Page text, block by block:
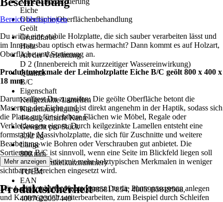
Eiche
Oberfläche/Oberflächenbehandlung
Geölt
Grundfarbe
Holz
Art der Verleimung
D 2 (Innenbereich mit kurzzeitiger Wassereinwirkung)
Qualität
B/C
Eigenschaft
Keilgezinkte Lamellen
Kantenausprägung
4-seitig scharfe Kante
Gewicht pro Stück
3,92 kg
Länge
800 mm
AKN (Artikelkurznummer)
TUEM
EAN
4005014555078, 4005985817854, 4005985819568,
4007622057449
Bereich überspringen
Du willst eine stabile Holzplatte, die sich sauber verarbeiten lässt und
im Innenausbau optisch etwas hermacht? Dann kommt es auf Holzart,
Oberfläche und Sortierung an.
Produktmerkmale der Leimholzplatte Eiche B/C geölt 800 x 400 x
18 mm
Darum solltest Du zugreifen: Die geölte Oberfläche betont die
Maserung der Eiche und ist direkt angenehm in der Haptik, sodass sich
die Platte gut für sichtbare Flächen wie Möbel, Regale oder
Verkleidungen eignet. Durch keilgezinkte Lamellen entsteht eine
formstabile Massivholzplatte, die sich für Zuschnitte und weitere
Bearbeitung wie Bohren oder Verschrauben gut anbietet. Die
Sortierung B/C ist sinnvoll, wenn eine Seite im Blickfeld liegen soll
und die andere Seite mit mehr holztypischen Merkmalen in weniger
sichtbaren Bereichen eingesetzt wird.
Mit 4-seitig scharfer Kante kannst Du die Platte passgenau anlegen
und Kanten gezielt weiterbearbeiten, zum Beispiel durch Schleifen
Mehr anzeigen
Produktsicherheit